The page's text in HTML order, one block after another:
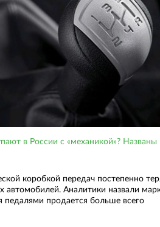
в России с «механикой»? Названы
коробкой передач постепенно
автомобилей. Аналитики назвали
продается больше всего